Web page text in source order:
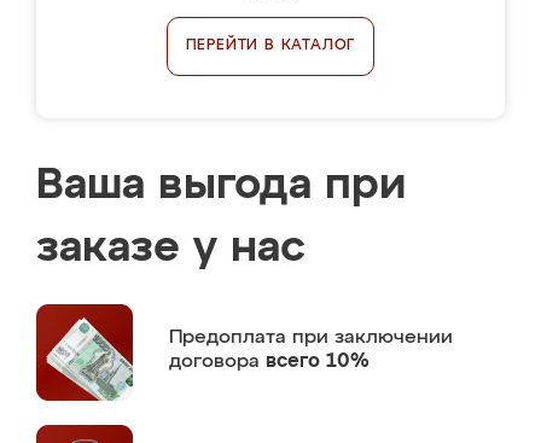
ПЕРЕЙТИ В КАТАЛОГ
Ваша выгода при
заказе у нас
Предоплата при заключении
договора всего 10%